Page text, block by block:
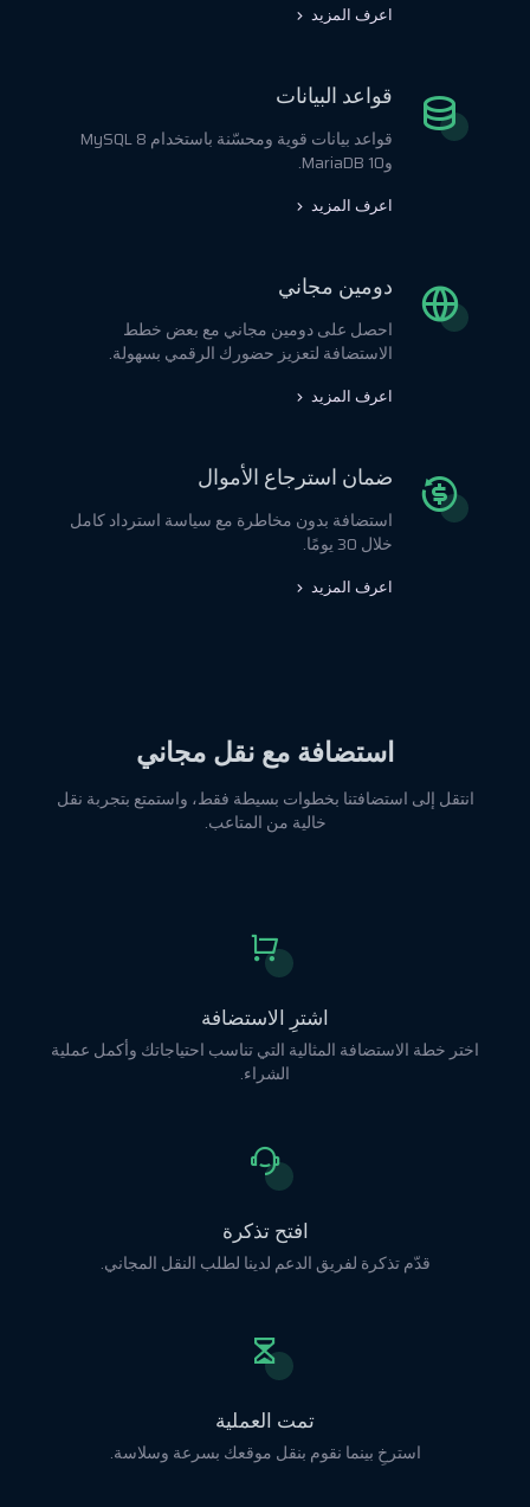
اعرف المزيد
قواعد البيانات
قواعد بيانات قوية ومحسّنة باستخدام MySQL 8
وMariaDB 10.
اعرف المزيد
دومين مجاني
احصل على دومين مجاني مع بعض خطط
الاستضافة لتعزيز حضورك الرقمي بسهولة.
اعرف المزيد
ضمان استرجاع الأموال
استضافة بدون مخاطرة مع سياسة استرداد كامل
خلال 30 يومًا.
اعرف المزيد
استضافة مع نقل مجاني
انتقل إلى استضافتنا بخطوات بسيطة فقط، واستمتع بتجربة نقل
خالية من المتاعب.
اشترِ الاستضافة
اختر خطة الاستضافة المثالية التي تناسب احتياجاتك وأكمل عملية
الشراء.
افتح تذكرة
قدّم تذكرة لفريق الدعم لدينا لطلب النقل المجاني.
تمت العملية
استرخِ بينما نقوم بنقل موقعك بسرعة وسلاسة.